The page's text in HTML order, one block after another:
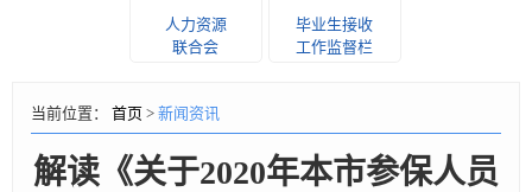
人力资源
联合会
毕业生接收
工作监督栏
当前位置： 首页 > 新闻资讯
解读《关于2020年本市参保人员